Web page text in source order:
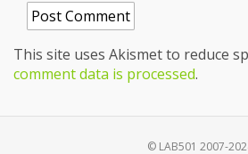
This site uses Akismet to reduce
comment data is processed.
© LAB501 2007-